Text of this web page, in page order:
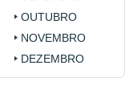
OUTUBRO
NOVEMBRO
DEZEMBRO